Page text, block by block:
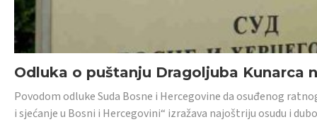
Odluka o puštanju Dragoljuba Kunarca
Povodom odluke Suda Bosne i Hercegovine da osuđenog
i sjećanje u Bosni i Hercegovini“ izražava najoštriju osudu i